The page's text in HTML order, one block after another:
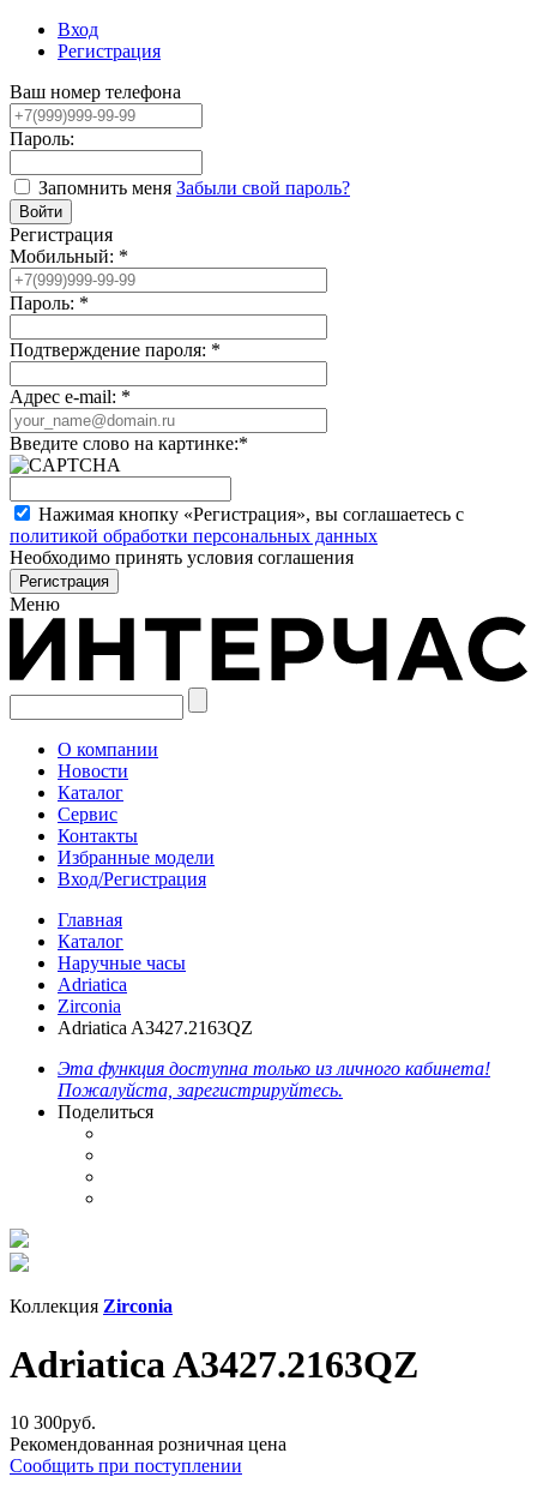
Вход
Регистрация
Ваш номер телефона
Пароль:
Запомнить меня Забыли свой пароль?
Регистрация
Мобильный: *
Пароль: *
Подтверждение пароля: *
Адрес e-mail: *
Введите слово на картинке:*
Нажимая кнопку «Регистрация», вы соглашаетесь с
политикой обработки персональных данных
Необходимо принять условия соглашения
Меню
О компании
Новости
Каталог
Сервис
Контакты
Избранные модели
Вход/Регистрация
Главная
Каталог
Наручные часы
Adriatica
Zirconia
Adriatica A3427.2163QZ
Эта функция доступна только из личного кабинета!
Пожалуйста, зарегистрируйтесь.
Поделиться
Коллекция Zirconia
Adriatica A3427.2163QZ
10 300руб.
Рекомендованная розничная цена
Сообщить при поступлении